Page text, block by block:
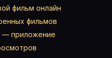
фильм онлайн
фильмов
— приложение